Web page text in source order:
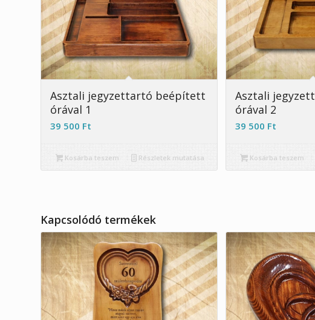
Asztali jegyzettartó beépített
órával 1
39 500 Ft
Kosárba teszem Részletek mutatása
Asztali
órával 2
39 500 Ft
Kosárba teszem
Kapcsolódó termékek